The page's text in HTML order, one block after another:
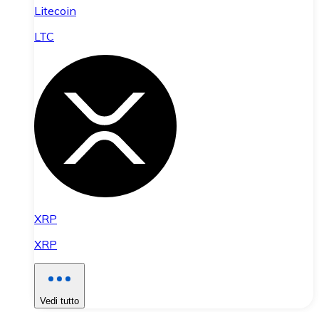
Litecoin
LTC
XRP
XRP
Vedi tutto